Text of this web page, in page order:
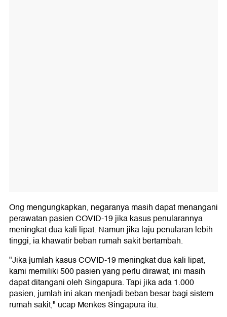
Ong mengungkapkan, negaranya masih dapat menangani
perawatan pasien COVID-19 jika kasus penularannya
meningkat dua kali lipat. Namun jika laju penularan lebih
tinggi, ia khawatir beban rumah sakit bertambah.
"Jika jumlah kasus COVID-19 meningkat dua kali lipat,
kami memiliki 500 pasien yang perlu dirawat, ini masih
dapat ditangani oleh Singapura. Tapi jika ada 1.000
pasien, jumlah ini akan menjadi beban besar bagi sistem
rumah sakit," ucap Menkes Singapura itu.